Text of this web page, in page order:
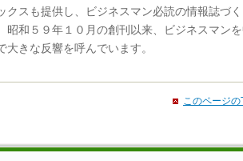
クスも提供し、ビジネスマン必読の情報誌づ
昭和５９年１０月の創刊以来、ビジネスマン
大きな反響を呼んでいます。
このページの